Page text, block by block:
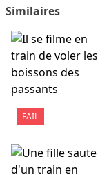
Similaires
FAIL